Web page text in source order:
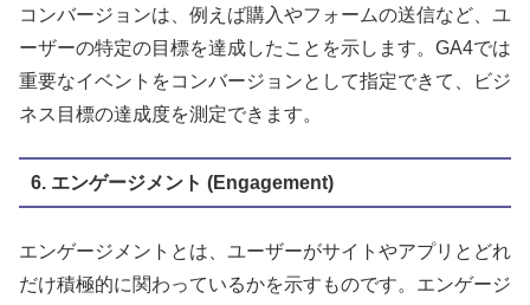
コンバージョンは、例えば購入やフォームの送信など、ユ
ーザーの特定の目標を達成したことを示します。GA4では
重要なイベントをコンバージョンとして指定できて、ビジ
ネス目標の達成度を測定できます。
6. エンゲージメント (Engagement)
エンゲージメントとは、ユーザーがサイトやアプリとどれ
だけ積極的に関わっているかを示すものです。エンゲージ